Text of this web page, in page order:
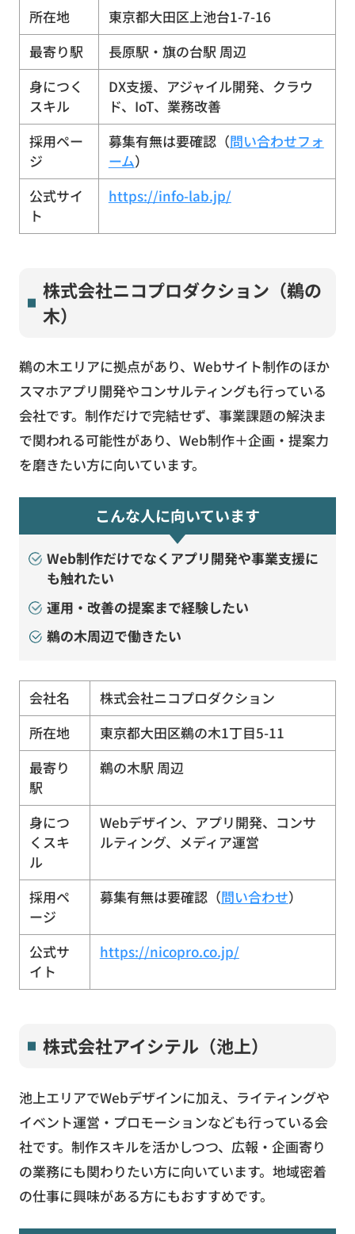
所在地
東京都大田区上池台1-7-16
最寄り駅
長原駅・旗の台駅 周辺
身につく
スキル
DX支援、アジャイル開発、クラウ
ド、IoT、業務改善
採用ペー
ジ
募集有無は要確認（問い合わせフォ
ーム）
公式サイ
ト
https://info-lab.jp/
株式会社ニコプロダクション（鵜の
木）
鵜の木エリアに拠点があり、Webサイト制作のほか
スマホアプリ開発やコンサルティングも行っている
会社です。制作だけで完結せず、事業課題の解決ま
で関われる可能性があり、Web制作＋企画・提案力
を磨きたい方に向いています。
こんな人に向いています
Web制作だけでなくアプリ開発や事業支援に
も触れたい
運用・改善の提案まで経験したい
鵜の木周辺で働きたい
会社名
株式会社ニコプロダクション
所在地
東京都大田区鵜の木1丁目5-11
最寄り
駅
鵜の木駅 周辺
身につ
くスキ
ル
Webデザイン、アプリ開発、コンサ
ルティング、メディア運営
採用ペ
ージ
募集有無は要確認（問い合わせ）
公式サ
イト
https://nicopro.co.jp/
株式会社アイシテル（池上）
池上エリアでWebデザインに加え、ライティングや
イベント運営・プロモーションなども行っている会
社です。制作スキルを活かしつつ、広報・企画寄り
の業務にも関わりたい方に向いています。地域密着
の仕事に興味がある方にもおすすめです。